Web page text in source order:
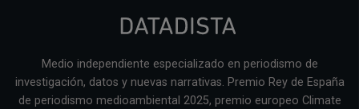
Medio independiente especializado en periodismo de
investigación, datos y nuevas narrativas. Premio Rey de España
de periodismo medioambiental 2025, premio europeo Climate